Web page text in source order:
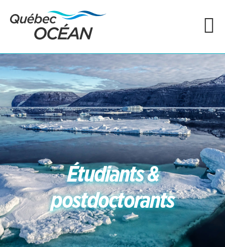
Étudiants &
postdoctorants